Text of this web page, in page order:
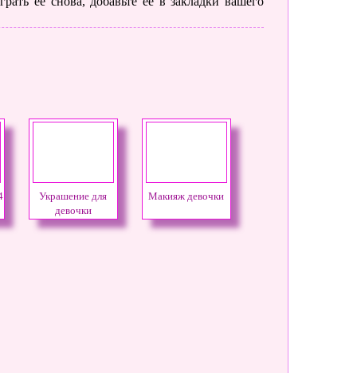
Украшение для
девочки
Макияж девочки